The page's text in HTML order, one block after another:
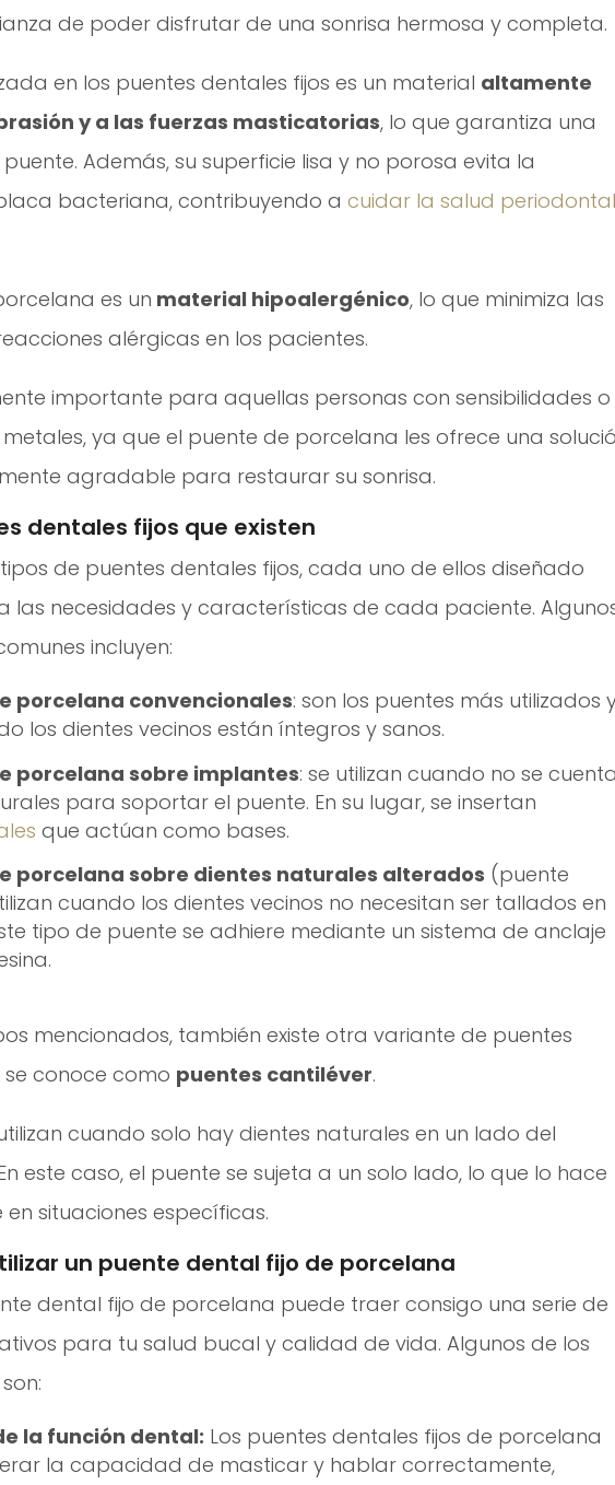
de poder disfrutar de una sonrisa hermosa y completa.
en los puentes dentales fijos es un material altamente
y a las fuerzas masticatorias, lo que garantiza una
Además, su superficie lisa y no porosa evita la
bacteriana, contribuyendo a cuidar la salud periodontal
es un material hipoalergénico, lo que minimiza las
alérgicas en los pacientes.
importante para aquellas personas con sensibilidades o
ya que el puente de porcelana les ofrece una
agradable para restaurar su sonrisa.
dentales fijos que existen
tipos de puentes dentales fijos, cada uno de ellos diseñado
necesidades y características de cada paciente.
incluyen:
porcelana convencionales: son los puentes más utilizados
los dientes vecinos están íntegros y sanos.
porcelana sobre implantes: se utilizan cuando no se
para soportar el puente. En su lugar, se insertan
que actúan como bases.
porcelana sobre dientes naturales alterados (puente
cuando los dientes vecinos no necesitan ser tallados en
tipo de puente se adhiere mediante un sistema de anclaje
mencionados, también existe otra variante de puentes
conoce como puentes cantiléver.
cuando solo hay dientes naturales en un lado del
este caso, el puente se sujeta a un solo lado, lo que lo hace
situaciones específicas.
un puente dental fijo de porcelana
dental fijo de porcelana puede traer consigo una serie de
para tu salud bucal y calidad de vida. Algunos de los
la función dental: Los puentes dentales fijos de porcelana
la capacidad de masticar y hablar correctamente,